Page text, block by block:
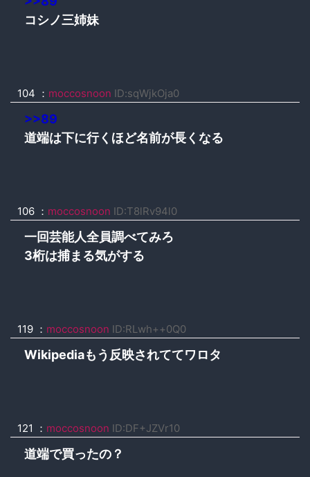
コシノ三姉妹
104 ： moccosnoon ID:sqWjkOja0
>>89
道端は下に行くほど名前が長くなる
106 ： moccosnoon ID:T8lRv94l0
一回芸能人全員調べてみろ
3桁は捕まる気がする
119 ： moccosnoon ID:RLwh++0Q0
Wikipediaもう反映されててワロタ
121 ： moccosnoon ID:DF+JZVr10
道端で買ったの？